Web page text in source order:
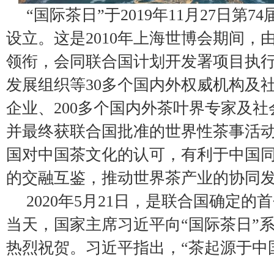
“国际茶日”于2019年11月27日第74
设立。这是2010年上海世博会期间，
领衔，会同联合国计划开发署项目执
发展组织等30多个国内外权威机构及
企业、200多个国内外茶叶界专家及
并最终获联合国批准的世界性茶事活
国对中国茶文化的认可，有利于中国
的交融互鉴，推动世界茶产业的协同
2020年5月21日，是联合国确定的
当天，国家主席习近平向“国际茶日”
热烈祝贺。习近平指出，“茶起源于